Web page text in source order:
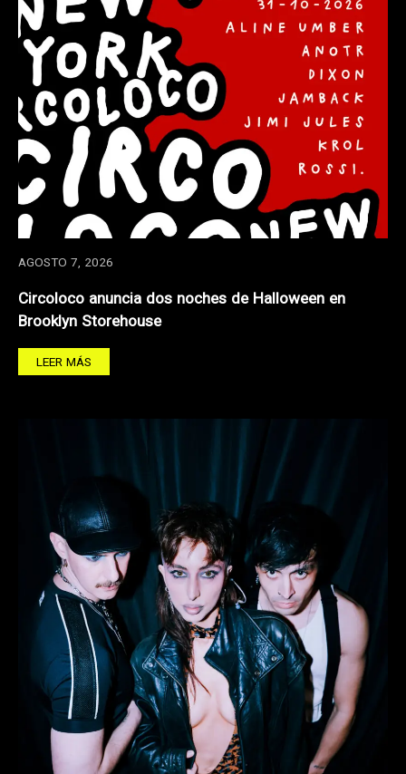
AGOSTO 7, 2026
Circoloco anuncia dos noches de Halloween en
Brooklyn Storehouse
LEER MÁS